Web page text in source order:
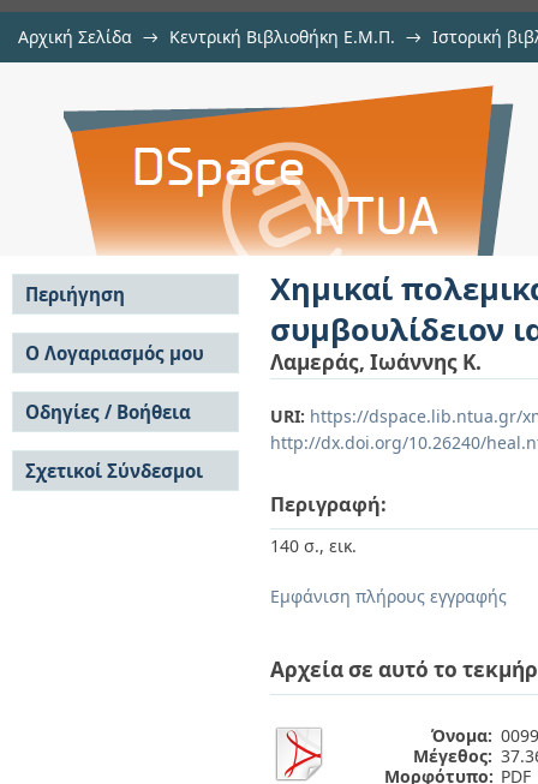
Αρχική Σελίδα → Κεντρική Βιβλιοθήκη Ε.Μ.Π. → Ιστορική
Χημικαί πολεμικαί ουσίαι:
ιατρικόν αγώνα του 1934
Χημικαί
συμβουλίδειον
Λαμεράς, Ιωάννης Κ.
URI: https://dspace.lib.ntua.gr/
http://dx.doi.org/10.26240/
Περιγραφή:
140 σ., εικ.
Εμφάνιση πλήρους εγγραφής
Αρχεία σε αυτό το
Όνομα:
Μέγεθος:
Μορφότυπο: PDF
Περιήγηση
Σε όλο το DSpace
Κοινότητες & Συλλογές
Ανά Ημερομηνία
Έκδοσης
Συγγραφείς
Τίτλοι
Θέματα
Ο Λογαριασμός μου
Σύνδεση
Εγγραφή
Οδηγίες / Βοήθεια
Οδηγίες Υποβολής
Οδηγίες Χρήσης ΙΑ
Συχνές Ερωτήσεις
Σχετικοί Σύνδεσμοι